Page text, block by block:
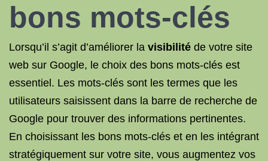
bons mots-clés
Lorsqu’il s’agit d’améliorer la visibilité de votre site
web sur Google, le choix des bons mots-clés est
essentiel. Les mots-clés sont les termes que les
utilisateurs saisissent dans la barre de recherche de
Google pour trouver des informations pertinentes.
En choisissant les bons mots-clés et en les intégrant
stratégiquement sur votre site, vous augmentez vos